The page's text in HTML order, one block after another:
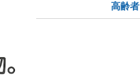
高齢者